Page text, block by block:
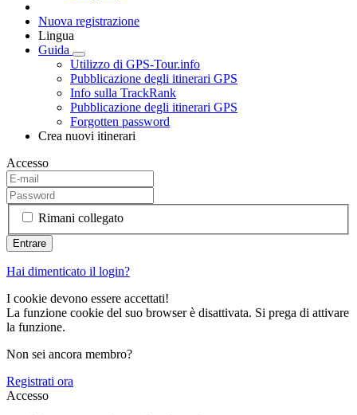
Nuova registrazione
Lingua
Guida
Utilizzo di GPS-Tour.info
Pubblicazione degli itinerari GPS
Info sulla TrackRank
Pubblicazione degli itinerari GPS
Forgotten password
Crea nuovi itinerari
Accesso
Rimani collegato
Hai dimenticato il login?
I cookie devono essere accettati!
La funzione cookie del suo browser è disattivata. Si prega di attivare
la funzione.
Non sei ancora membro?
Registrati ora
Accesso